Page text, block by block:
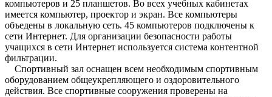
компьютеров и 25 планшетов. Во всех учебных кабинетах
имеется компьютер, проектор и экран. Все компьютеры
объедены в локальную сеть. 45 компьютеров подключены к
сети Интернет. Для организации безопасности работы
учащихся в сети Интернет используется система контентной
фильтрации.
Спортивный зал оснащен всем необходимым спортивным
оборудованием общеукрепляющего и оздоровительного
действия. Все спортивные сооружения проверены на